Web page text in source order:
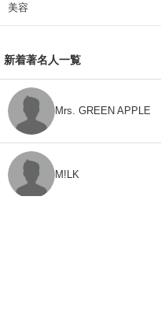
美容
新着著名人一覧
Mrs. GREEN APPLE
M!LK